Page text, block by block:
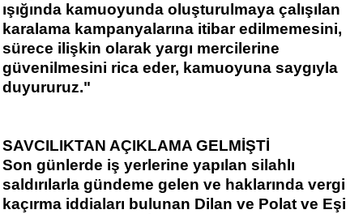
ışığında kamuoyunda oluşturulmaya çalışılan
karalama kampanyalarına itibar edilmemesini,
sürece ilişkin olarak yargı mercilerine
güvenilmesini rica eder, kamuoyuna saygıyla
duyururuz."
SAVCILIKTAN AÇIKLAMA GELMİŞTİ
Son günlerde iş yerlerine yapılan silahlı
saldırılarla gündeme gelen ve haklarında vergi
kaçırma iddiaları bulunan Dilan ve Polat ve Eşi